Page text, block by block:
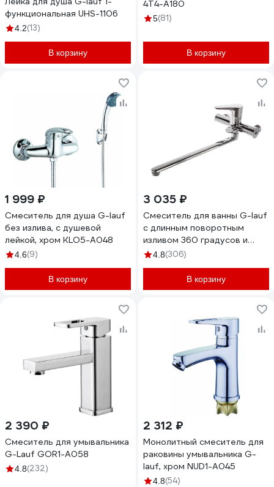
функциональная UHS-1106
4.2(13)
В корзину
4T4-A180
5(81)
В корзину
1 999 ₽
Смеситель для душа G-lauf
без излива, с душевой
лейкой, хром KLO5-A048
4.6(9)
В корзину
3 035 ₽
Смеситель для ванны G-lauf
с длинным поворотным
изливом 360 градусов и
душевой лейкой, хром NUD7-
4.8(306)
В корзину
2 390 ₽
Смеситель для умывальника
G-Lauf GOR1-A058
4.8(232)
2 312 ₽
Монолитный смеситель для
раковины умывальника G-
lauf, хром NUD1-A045
4.8(54)